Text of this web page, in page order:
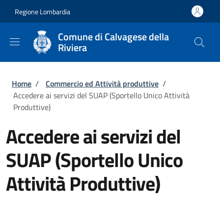
Regione Lombardia
Comune di Calvagese della
Riviera
Briciole di pane
Home / Commercio ed Attività produttive /
Accedere ai servizi del SUAP (Sportello Unico Attività
Produttive)
Accedere ai servizi del
SUAP (Sportello Unico
Attività Produttive)